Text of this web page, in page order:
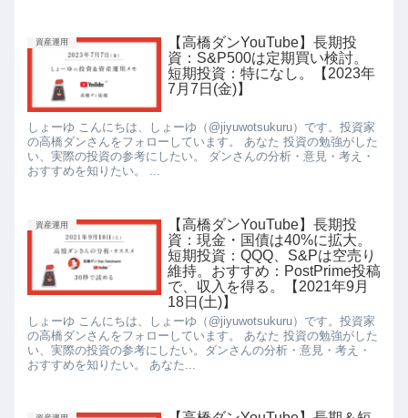
資産運用
【高橋ダンYouTube】長期投
資：S&P500は定期買い検討。
短期投資：特になし。【2023年
7月7日(金)】
しょーゆ こんにちは、しょーゆ（@jiyuwotsukuru）です。投資家
の高橋ダンさんをフォローしています。 あなた 投資の勉強がした
い、実際の投資の参考にしたい。 ダンさんの分析・意見・考え・
おすすめを知りたい。 ...
資産運用
【高橋ダンYouTube】長期投
資：現金・国債は40%に拡大。
短期投資：QQQ、S&Pは空売り
維持。おすすめ：PostPrime投稿
で、収入を得る。【2021年9月
18日(土)】
しょーゆ こんにちは、しょーゆ（@jiyuwotsukuru）です。投資家
の高橋ダンさんをフォローしています。 あなた 投資の勉強がした
い、実際の投資の参考にしたい。ダンさんの分析・意見・考え・
おすすめを知りたい。 あなた...